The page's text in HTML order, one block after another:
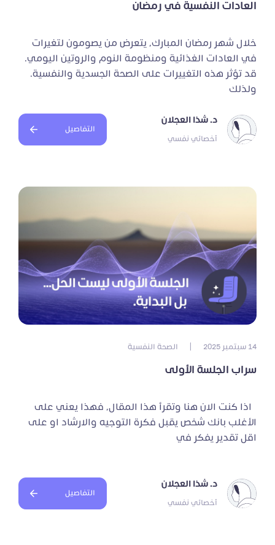
العادات النفسية في رمضان
خلال شهر رمضان المبارك، يتعرض من يصومون لتغيرات
في العادات الغذائية ومنظومة النوم والروتين اليومي.
قد تؤثر هذه التغييرات على الصحة الجسدية والنفسية.
ولذلك
د. شذا العجلان
أخصائي نفسي
التفاصيل
14 سبتمبر 2025 الصحة النفسية
سراب الجلسة الأولى
اذا كنت الان هنا وتقرأ هذا المقال، فهذا يعني على
الأغلب بانك شخص يقبل فكرة التوجيه والارشاد او على
اقل تقدير يفكر في
د. شذا العجلان
أخصائي نفسي
التفاصيل